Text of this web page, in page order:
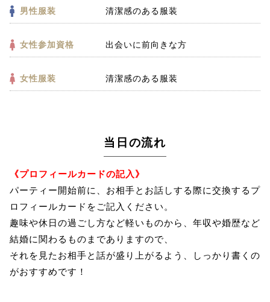
男性服装 清潔感のある服装
女性参加資格 出会いに前向きな方
女性服装 清潔感のある服装
当日の流れ
《プロフィールカードの記入》
パーティー開始前に、お相手とお話しする際に交換するプ
ロフィールカードをご記入ください。
趣味や休日の過ごし方など軽いものから、年収や婚歴など
結婚に関わるものまでありますので、
それを見たお相手と話が盛り上がるよう、しっかり書くの
がおすすめです！